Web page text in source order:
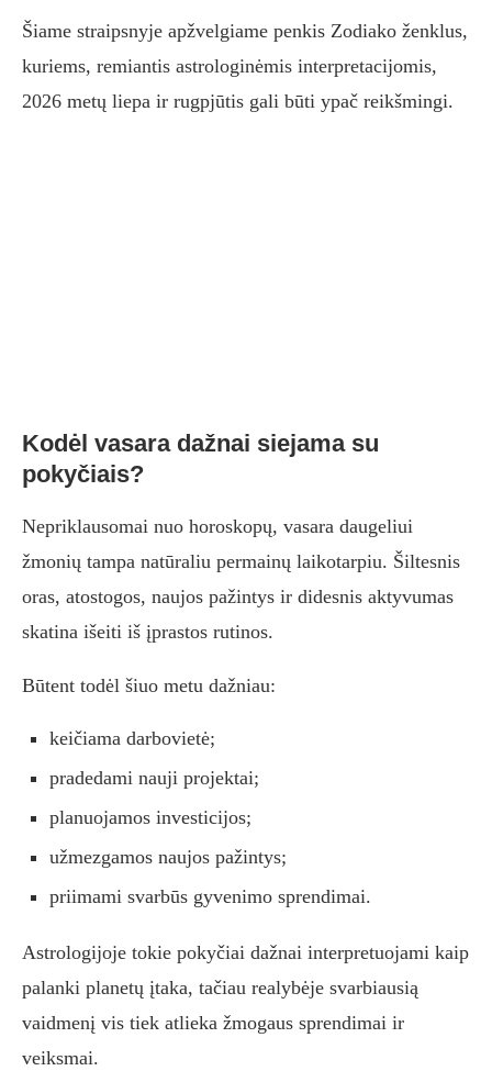
Šiame straipsnyje apžvelgiame penkis Zodiako ženklus,
kuriems, remiantis astrologinėmis interpretacijomis,
2026 metų liepa ir rugpjūtis gali būti ypač reikšmingi.
Kodėl vasara dažnai siejama su
pokyčiais?
Nepriklausomai nuo horoskopų, vasara daugeliui
žmonių tampa natūraliu permainų laikotarpiu. Šiltesnis
oras, atostogos, naujos pažintys ir didesnis aktyvumas
skatina išeiti iš įprastos rutinos.
Būtent todėl šiuo metu dažniau:
keičiama darbovietė;
pradedami nauji projektai;
planuojamos investicijos;
užmezgamos naujos pažintys;
priimami svarbūs gyvenimo sprendimai.
Astrologijoje tokie pokyčiai dažnai interpretuojami kaip
palanki planetų įtaka, tačiau realybėje svarbiausią
vaidmenį vis tiek atlieka žmogaus sprendimai ir
veiksmai.